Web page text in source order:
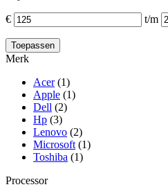
€ t/m
Merk
Acer(1)
Apple (1)
Dell (2)
Hp (3)
Lenovo (2)
Microsoft (1)
Toshiba (1)
Processor